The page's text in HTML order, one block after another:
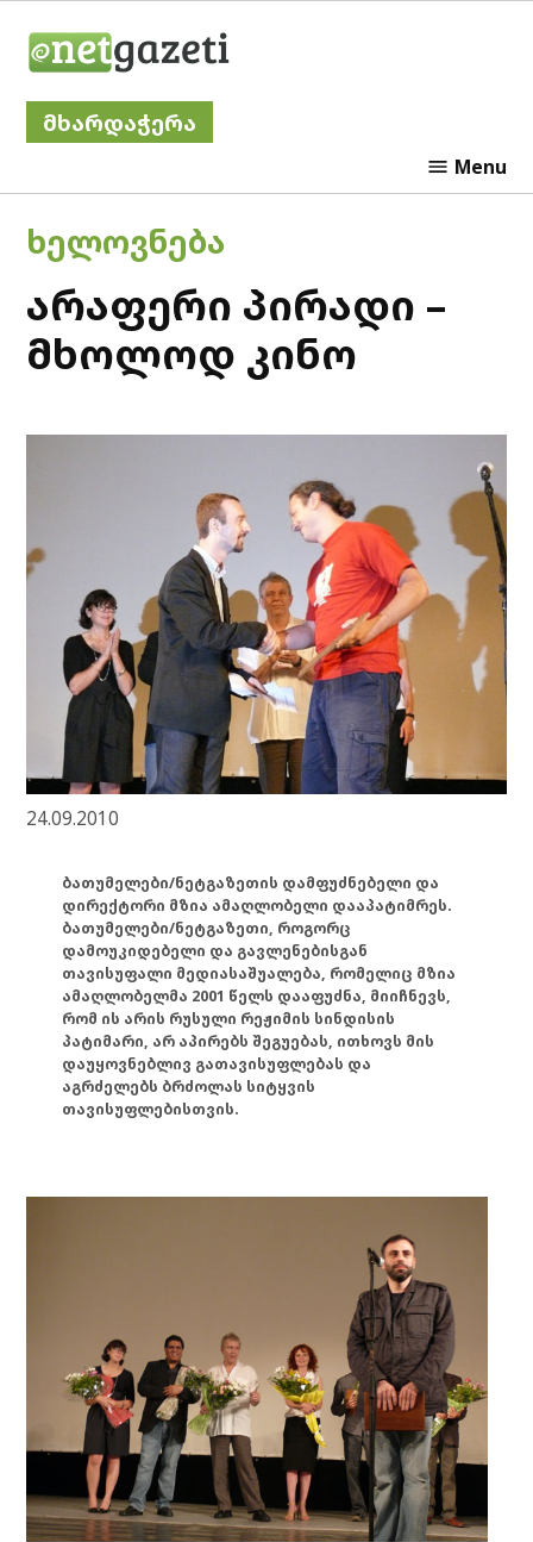
მხარდაჭერა
Menu
POSTED
IN
ᲮᲔᲚᲝᲕᲜᲔᲑᲐ
არაფერი პირადი –
მხოლოდ კინო
24.09.2010
ბათუმელები/ნეტგაზეთის დამფუძნებელი და
დირექტორი მზია ამაღლობელი დააპატიმრეს.
ბათუმელები/ნეტგაზეთი, როგორც
დამოუკიდებელი და გავლენებისგან
თავისუფალი მედიასაშუალება, რომელიც მზია
ამაღლობელმა 2001 წელს დააფუძნა, მიიჩნევს,
რომ ის არის რუსული რეჟიმის სინდისის
პატიმარი, არ აპირებს შეგუებას, ითხოვს მის
დაუყოვნებლივ გათავისუფლებას და
აგრძელებს ბრძოლას სიტყვის
თავისუფლებისთვის.